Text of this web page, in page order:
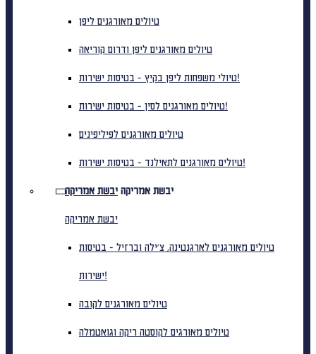
טיולים מאורגנים ליפן
טיולים מאורגנים ליפן ודרום קוריאה
טיולי משפחות ליפן בקיץ - בטיסות ישירות!
טיולים מאורגנים לסין - בטיסות ישירות!
טיולים מאורגנים לפיליפינים
טיולים מאורגנים לתאילנד - בטיסות ישירות!
יבשת אמריקה יבשת אמריקה
יבשת אמריקה
טיולים מאורגנים לארגנטינה, צ'ילה וברזיל - בטיסות
ישירות!
טיולים מאורגנים לקובה
טיולים מאורגים לקוסטה ריקה וגואטמלה